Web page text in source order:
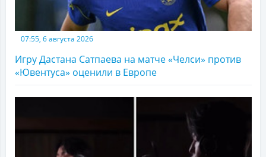
07:55, 6 августа 2026
Игру Дастана Сатпаева на матче «Челси» против
«Ювентуса» оценили в Европе